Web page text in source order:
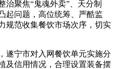
治聚焦“鬼魂外卖”、天分制
起问题，高位统筹、严酷监
规范收集餐饮市场次序，切实
宁市对入网餐饮单元实施分
及信用情况，合理设置装备摆